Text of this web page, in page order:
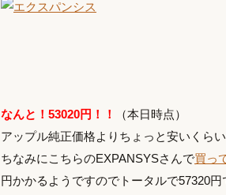
なんと！53020円！！
（本日時点）
アップル純正価格よりちょっと安いくらい
ちなみにこちらのEXPANSYSさんで買っ
円かかるようですのでトータルで57320円